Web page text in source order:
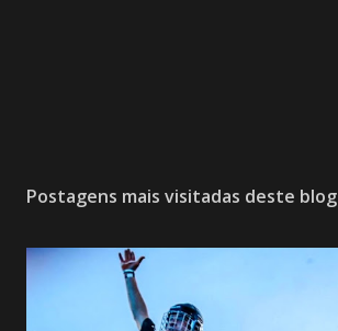
Postagens mais visitadas deste blog